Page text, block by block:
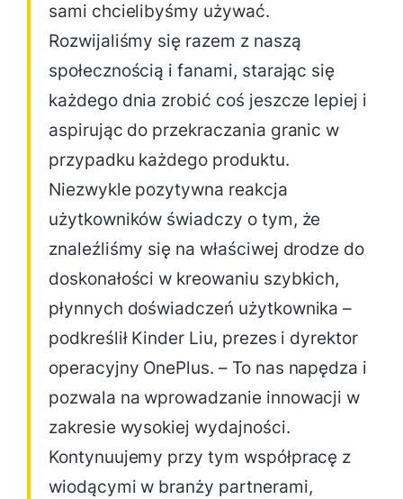
sami chcielibyśmy używać.
Rozwijaliśmy się razem z naszą
społecznością i fanami, starając się
każdego dnia zrobić coś jeszcze lepiej i
aspirując do przekraczania granic w
przypadku każdego produktu.
Niezwykle pozytywna reakcja
użytkowników świadczy o tym, że
znaleźliśmy się na właściwej drodze do
doskonałości w kreowaniu szybkich,
płynnych doświadczeń użytkownika –
podkreślił Kinder Liu, prezes i dyrektor
operacyjny OnePlus. – To nas napędza i
pozwala na wprowadzanie innowacji w
zakresie wysokiej wydajności.
Kontynuujemy przy tym współpracę z
wiodącymi w branży partnerami,